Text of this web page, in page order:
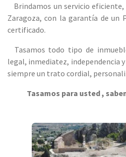
Brindamos un servicio
Zaragoza, con la garantía de un
certificado.
Tasamos todo tipo de
legal, inmediatez, independencia
siempre un trato cordial,
Tasamos para usted ,